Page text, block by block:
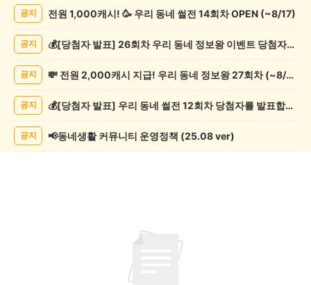
목
공지 전원 1,000캐시! 🥳 우리 동네 썰전 14회차 OPEN (~8/17)
공지 💰[당첨자 발표] 26회차 우리 동네 정보왕 이벤트 당첨자를 발표합니다!
공지 💸 전원 2,000캐시 지급! 우리 동네 정보왕 27회차 (~8/10)
공지 💰[당첨자 발표] 우리 동네 썰전 12회차 당첨자를 발표합니다!
공지 📢동네생활 커뮤니티 운영정책 (25.08 ver)